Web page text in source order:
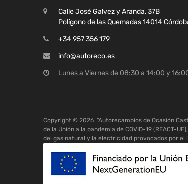
Calle José Galvez y Aranda, 37B
Polígono de las Quemadas 14014
+34 957 356 179
info@autoreco.es
Lunes a Viernes de 08:30 a 14:00 y
Copyright © 2026 "Autorecambios de Ocasión
de la Unión a la pandemia de COVID-19
del gas natural y la electricidad provocados por el